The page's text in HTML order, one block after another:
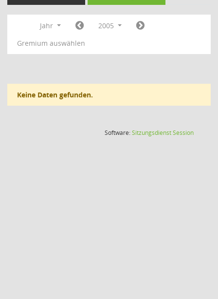
Jahr
2005
Gremium auswählen
Keine Daten gefunden.
Software:SitzungsdienstSession(Wird in